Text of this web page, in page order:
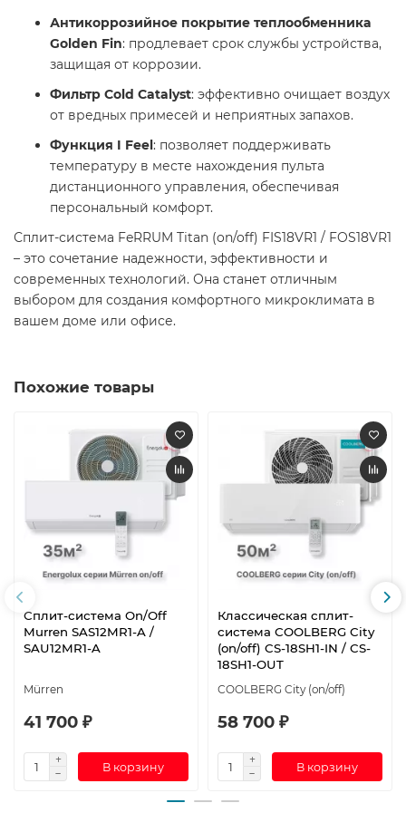
Антикоррозийное покрытие теплообменника
Golden Fin: продлевает срок службы устройства,
защищая от коррозии.​
Фильтр Cold Catalyst: эффективно очищает воздух
от вредных примесей и неприятных запахов.​
Функция I Feel: позволяет поддерживать
температуру в месте нахождения пульта
дистанционного управления, обеспечивая
персональный комфорт.​
Сплит-система FeRRUM Titan (on/off) FIS18VR1 / FOS18VR1
– это сочетание надежности, эффективности и
современных технологий. Она станет отличным
выбором для создания комфортного микроклимата в
вашем доме или офисе.​
Похожие товары
Сплит-система On/Off
Murren SAS12MR1-A /
SAU12MR1-A
Mürren
41 700 ₽
В корзину
Классическая сплит-
система СOOLBERG City
(on/off) CS-18SH1-IN / CS-
18SH1-OUT
СOOLBERG City (on/off)
58 700 ₽
В корзину